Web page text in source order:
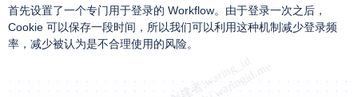
首先设置了一个专门用于登录的 Workflow。由于登录一次之后，
Cookie 可以保存一段时间，所以我们可以利用这种机制减少登录频
率，减少被认为是不合理使用的风险。